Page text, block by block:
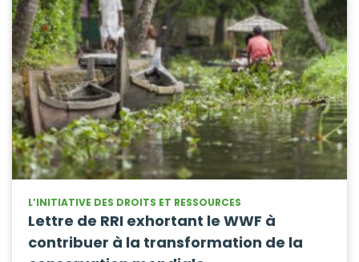
L’INITIATIVE DES DROITS ET RESSOURCES
Lettre de RRI exhortant le WWF à
contribuer à la transformation de la